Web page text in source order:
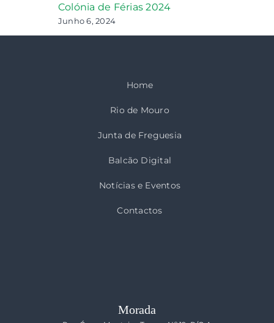
Colónia de Férias 2024
Junho 6, 2024
Home
Rio de Mouro
Junta de Freguesia
Balcão Digital
Notícias e Eventos
Contactos
Morada